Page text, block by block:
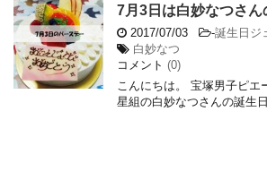
7月3日は白妙なつさん
2017/07/03 -誕生日ジ
白妙なつ
コメント (0)
こんにちは。 宝塚男子ピエ
星組の白妙なつさんの誕生